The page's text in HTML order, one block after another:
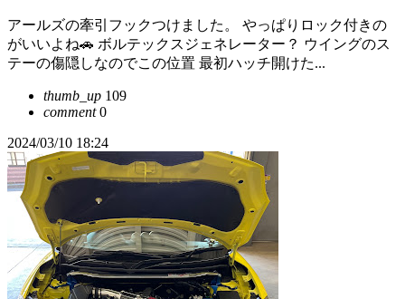
アールズの牽引フックつけました。 やっぱりロック付きの
がいいよね🚗 ボルテックスジェネレーター？ ウイングのス
テーの傷隠しなのでこの位置 最初ハッチ開けた...
thumb_up 109
comment0
2024/03/10 18:24